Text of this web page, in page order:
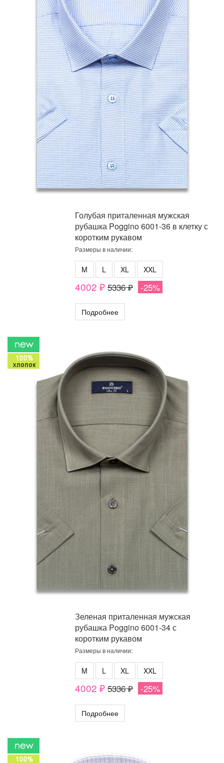
Голубая приталенная мужская
рубашка Poggino 6001-36 в клетку с
коротким рукавом
Размеры в наличии:
M L XL XXL
4002 ₽ 5336 ₽ -25%
Подробнее
Зеленая приталенная мужская
рубашка Poggino 6001-34 с
коротким рукавом
Размеры в наличии:
M L XL XXL
4002 ₽ 5336 ₽ -25%
Подробнее